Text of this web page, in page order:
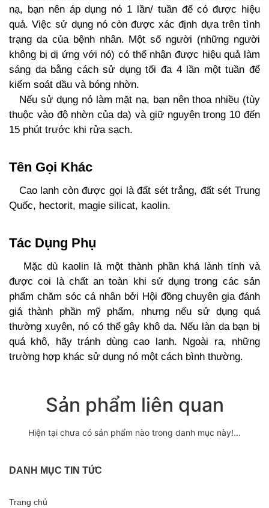
nạ, bạn nên áp dụng nó 1 lần/ tuần để có được hiệu
quả. Việc sử dụng nó còn được xác định dựa trên tình
trạng da của bệnh nhân. Một số người (những người
không bị dị ứng với nó) có thể nhận được hiệu quả làm
sáng da bằng cách sử dụng tối đa 4 lần một tuần để
kiểm soát dầu và bóng nhờn.
Nếu sử dụng nó làm mặt nạ, bạn nên thoa nhiều (tùy
thuộc vào độ nhờn của da) và giữ nguyên trong 10 đến
15 phút trước khi rửa sạch.
Tên Gọi Khác
Cao lanh còn được gọi là đất sét trắng, đất sét Trung
Quốc, hectorit, magie silicat, kaolin.
Tác Dụng Phụ
Mặc dù kaolin là một thành phần khá lành tính và
được coi là chất an toàn khi sử dụng trong các sản
phẩm chăm sóc cá nhân bởi Hội đồng chuyên gia đánh
giá thành phần mỹ phẩm, nhưng nếu sử dụng quá
thường xuyên, nó có thể gây khô da. Nếu làn da bạn bị
quá khô, hãy tránh dùng cao lanh. Ngoài ra, những
trường hợp khác sử dụng nó một cách bình thường.
Sản phẩm liên quan
Hiện tại chưa có sản phẩm nào trong danh mục này!...
DANH MỤC TIN TỨC
Trang chủ